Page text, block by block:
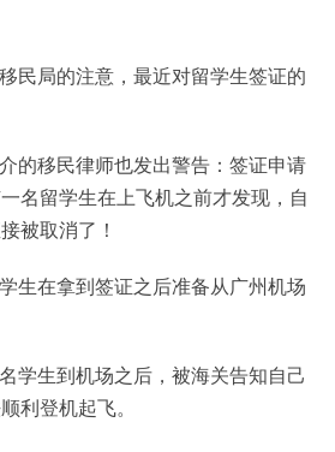
民局的注意，最近对留学生签证的
的移民律师也发出警告：签证申请
名留学生在上飞机之前才发现，自
被取消了！
生在拿到签证之后准备从广州机场
学生到机场之后，被海关告知自己
利登机起飞。